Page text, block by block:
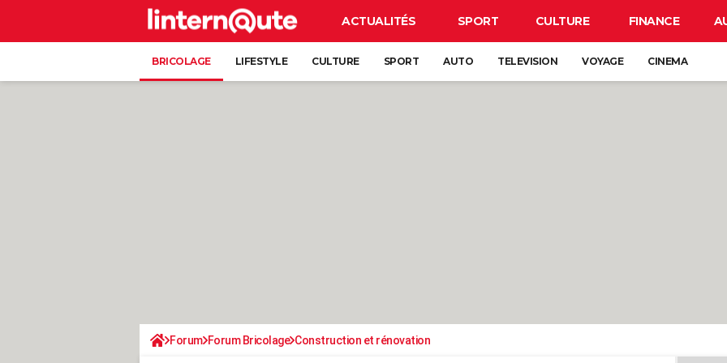
ACTUALITÉS SPORT CULTURE FINANCE
BRICOLAGE LIFESTYLE CULTURE SPORT AUTO TELEVISION VOYAGE CINEMA
Forum Forum Bricolage Construction et rénovation